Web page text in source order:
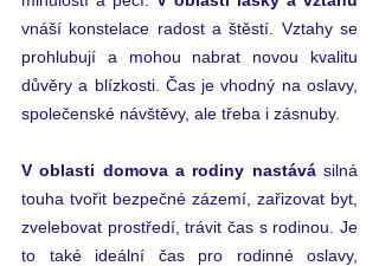
vnáší konstelace radost a štěstí. Vztahy se
prohlubují a mohou nabrat novou kvalitu
důvěry a blízkosti. Čas je vhodný na oslavy,
společenské návštěvy, ale třeba i zásnuby.
V oblasti domova a rodiny nastává silná
touha tvořit bezpečné zázemí, zařizovat byt,
zvelebovat prostředí, trávit čas s rodinou. Je
to také ideální čas pro rodinné oslavy,